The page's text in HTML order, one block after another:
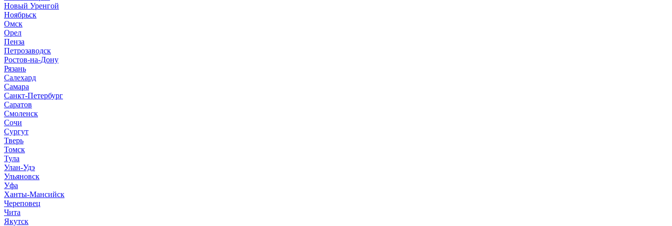
Новый Уренгой
Ноябрьск
Омск
Орел
Пенза
Петрозаводск
Ростов-на-Дону
Рязань
Салехард
Самара
Санкт-Петербург
Саратов
Смоленск
Сочи
Сургут
Тверь
Томск
Тула
Улан-Удэ
Ульяновск
Уфа
Ханты-Мансийск
Череповец
Чита
Якутск